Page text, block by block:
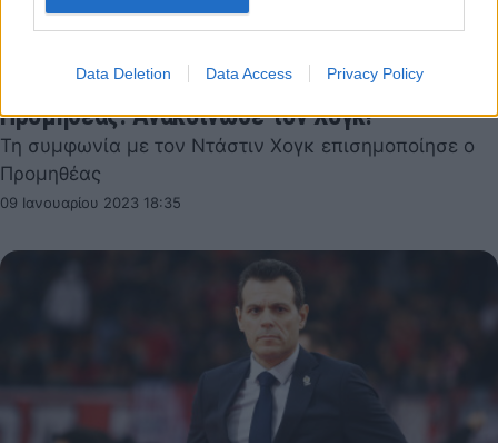
Data Deletion Data Access Privacy Policy
Προμηθέας: Ανακοίνωσε τον Χογκ!
Τη συμφωνία με τον Ντάστιν Χογκ επισημοποίησε ο
Προμηθέας
09 Ιανουαρίου 2023 18:35